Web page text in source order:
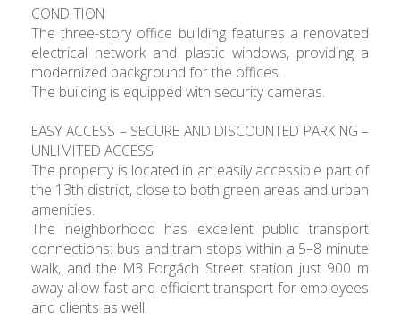
CONDITION
The three-story office building features a renovated
electrical network and plastic windows, providing a
modernized background for the offices.
The building is equipped with security cameras.
EASY ACCESS – SECURE AND DISCOUNTED PARKING –
UNLIMITED ACCESS
The property is located in an easily accessible part of
the 13th district, close to both green areas and urban
amenities.
The neighborhood has excellent public transport
connections: bus and tram stops within a 5–8 minute
walk, and the M3 Forgách Street station just 900 m
away allow fast and efficient transport for employees
and clients as well.